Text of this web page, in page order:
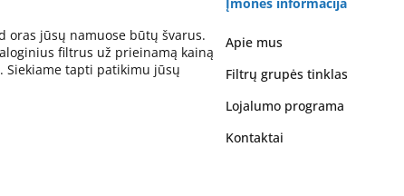
oras jūsų namuose būtų švarus.
filtrus už prieinamą kainą
Siekiame tapti patikimu jūsų
Apie mus
Filtrų grupės tinklas
Lojalumo programa
Kontaktai